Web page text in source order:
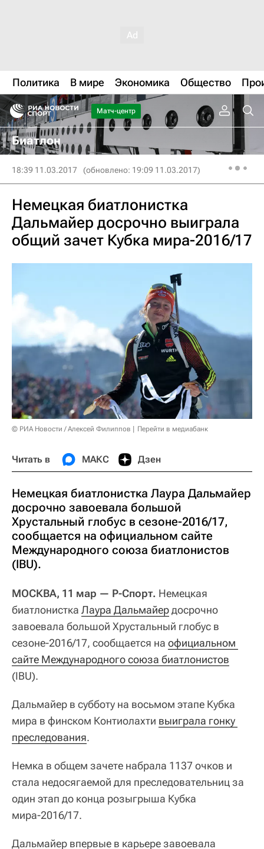
Политика В мире Экономика Общество
Матч-центр
Биатлон
18:39 11.03.2017 (обновлено: 19:09 11.03.2017)
Немецкая биатлонистка
Дальмайер досрочно выиграла
общий зачет Кубка мира-2016/17
© РИА Новости / Алексей Филиппов Перейти в медиабанк
Читать в МАКС Дзен
Немецкая биатлонистка Лаура Дальмайер
досрочно завоевала большой
Хрустальный глобус в сезоне-2016/17,
сообщается на официальном сайте
Международного союза биатлонистов
(IBU).
МОСКВА, 11 мар — Р-Спорт. Немецкая
биатлонистка Лаура Дальмайердосрочно
завоевала большой Хрустальный глобус в
сезоне-2016/17, сообщается на официальном
сайте Международного союза биатлонистов
(IBU).
Дальмайер в субботу на восьмом этапе Кубка
мира в финском Контиолахти выиграла гонку
преследования.
Немка в общем зачете набрала 1137 очков и
стала недосягаемой для преследовательниц за
один этап до конца розыгрыша Кубка
мира-2016/17.
Дальмайер впервые в карьере завоевала